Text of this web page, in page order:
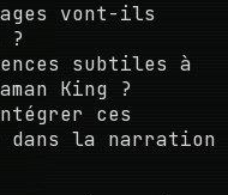
vont-ils
?
subtiles à
King ?
ces
dans la narration